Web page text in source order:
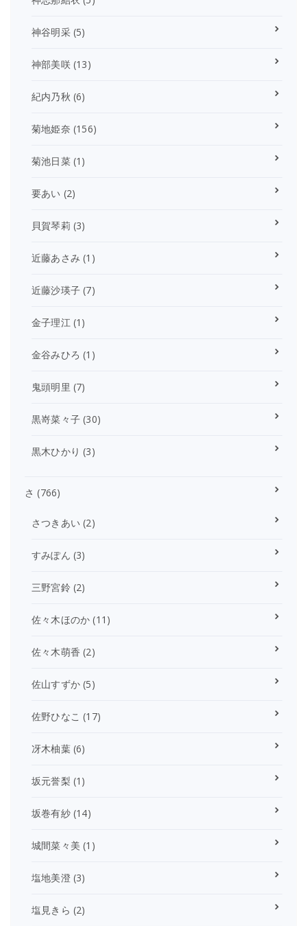
神谷明采(5)
神部美咲(13)
紀内乃秋 (6)
菊地姫奈 (156)
菊池日菜(1)
要あい (2)
貝賀琴莉 (3)
近藤あさみ (1)
近藤沙瑛子 (7)
金子理江(1)
金谷みひろ (1)
鬼頭明里 (7)
黒嵜菜々子 (30)
黒木ひかり (3)
さ (766)
さつきあい (2)
すみぽん (3)
三野宮鈴(2)
佐々木ほのか (11)
佐々木萌香 (2)
佐山すずか (5)
佐野ひなこ (17)
冴木柚葉(6)
坂元誉梨 (1)
坂巻有紗(14)
城間菜々美 (1)
塩地美澄(3)
塩見きら (2)